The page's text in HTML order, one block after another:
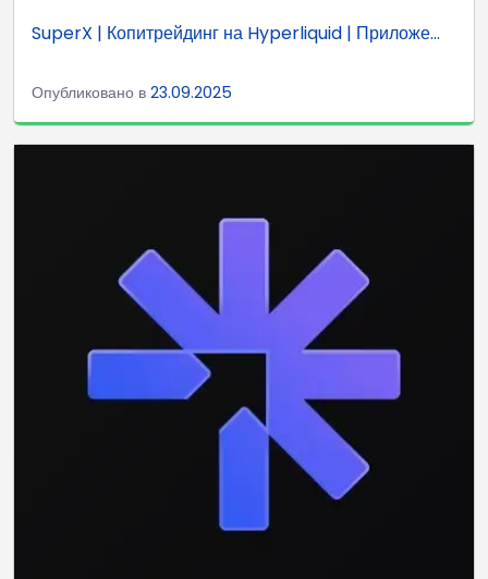
SuperX | Копитрейдинг на Hyperliquid | Приложе...
Опубликовано в 23.09.2025